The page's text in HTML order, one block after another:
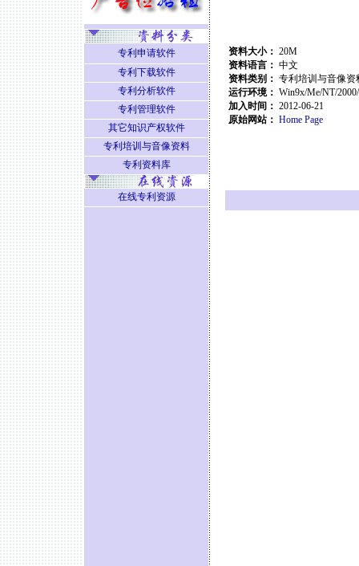
资料大小： 20M
资料语言： 中文
资料类别： 专利培训与音像资
运行环境： Win9x/Me/NT/
加入时间： 2012-06-21
原始网站： Home Page
专利申请软件
专利下载软件
专利分析软件
专利管理软件
其它知识产权软件
专利培训与音像资料
专利资料库
在线专利资源